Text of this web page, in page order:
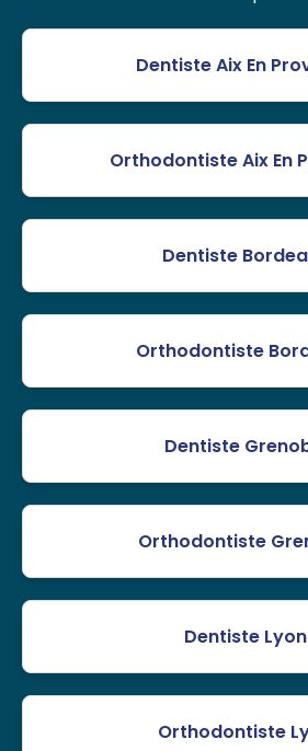
Dentiste Aix En
Orthodontiste Aix En
Dentiste
Orthodontiste
Dentiste
Orthodontiste
Dentiste Lyon
Orthodontiste